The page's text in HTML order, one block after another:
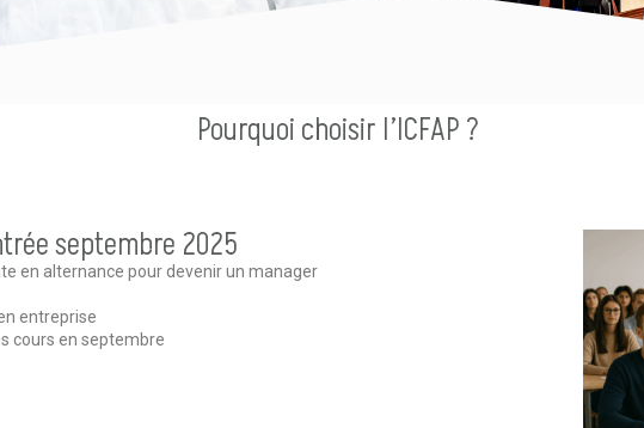
Pourquoi choisir l’ICFAP ?
septembre 2025
en alternance pour devenir un manager
entreprise
cours en septembre